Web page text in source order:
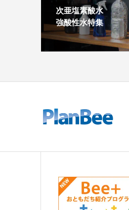
次亜塩素酸水
強酸性水特集